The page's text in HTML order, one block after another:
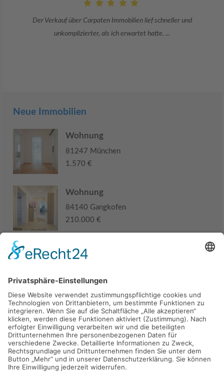
Danke an Carpaten Immobilien und besonders an Frau Adriana Sarca.
Sie war viele Monate mehr als ...
Neue Immobilien
Wohnung
81247 München
1.570 €
Wohnung
84140 Gangkofen
210.000 €
Haus
285.000 €
Kaufen Verkaufen Mieten Vermieten
Kontakt Impressum